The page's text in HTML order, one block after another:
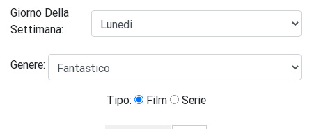
Giorno Della
Settimana:
Genere:
Tipo: Film Serie